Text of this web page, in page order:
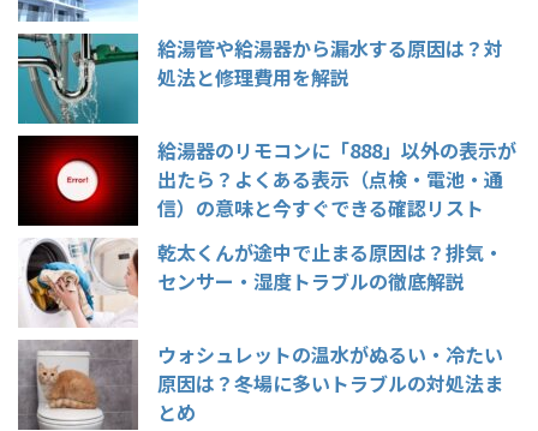
給湯管や給湯器から漏水する原因は？対
処法と修理費用を解説
給湯器のリモコンに「888」以外の表示が
出たら？よくある表示（点検・電池・通
信）の意味と今すぐできる確認リスト
乾太くんが途中で止まる原因は？排気・
センサー・湿度トラブルの徹底解説
ウォシュレットの温水がぬるい・冷たい
原因は？冬場に多いトラブルの対処法ま
とめ